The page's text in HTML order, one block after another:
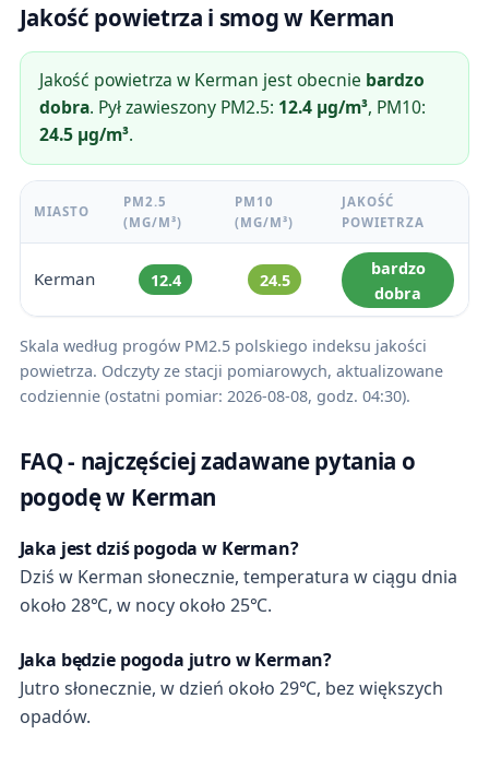
Jakość powietrza i smog w Kerman
Jakość powietrza w Kerman jest obecnie bardzo
dobra. Pył zawieszony PM2.5: 12.4 µg/m³, PM10:
24.5 µg/m³.
MIASTO
PM2.5
(ΜG/M³)
PM10
(ΜG/M³)
JAKOŚĆ
POWIETRZA
Kerman 12.4 24.5
bardzo
dobra
Skala według progów PM2.5 polskiego indeksu jakości
powietrza. Odczyty ze stacji pomiarowych, aktualizowane
codziennie (ostatni pomiar: 2026-08-08, godz. 04:30).
FAQ - najczęściej zadawane pytania o
pogodę w Kerman
Jaka jest dziś pogoda w Kerman?
Dziś w Kerman słonecznie, temperatura w ciągu dnia
około 28℃, w nocy około 25℃.
Jaka będzie pogoda jutro w Kerman?
Jutro słonecznie, w dzień około 29℃, bez większych
opadów.